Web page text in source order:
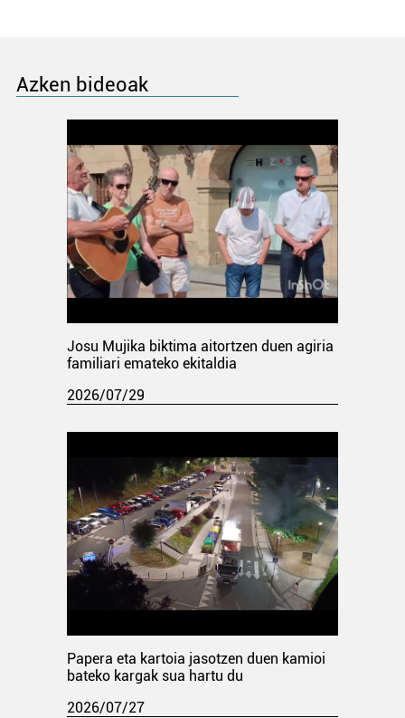
Azken bideoak
Josu Mujika biktima aitortzen duen agiria
familiari emateko ekitaldia
2026/07/29
Papera eta kartoia jasotzen duen kamioi
bateko kargak sua hartu du
2026/07/27